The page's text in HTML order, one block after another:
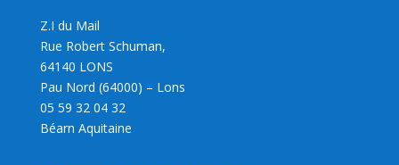
Z.I du Mail
Rue Robert Schuman,
64140 LONS
Pau Nord (64000) – Lons
05 59 32 04 32
Béarn Aquitaine